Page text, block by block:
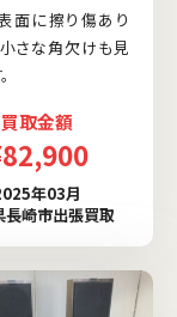
面に擦り傷あり
小さな角欠けも見
買取金額
年03月
長崎市出張買取